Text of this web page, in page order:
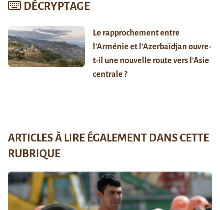
DÉCRYPTAGE
Le rapprochement entre
l’Arménie et l’Azerbaïdjan ouvre-
t-il une nouvelle route vers l’Asie
centrale ?
ARTICLES À LIRE ÉGALEMENT DANS CETTE
RUBRIQUE